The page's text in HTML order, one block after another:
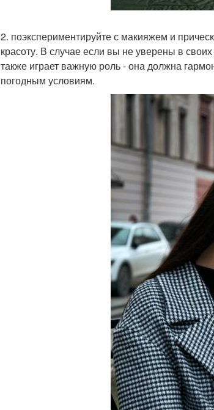
2. поэкспериментируйте с макияжем и
красоту. В случае если вы не уверены в
также играет важную роль - она должна
погодным условиям.